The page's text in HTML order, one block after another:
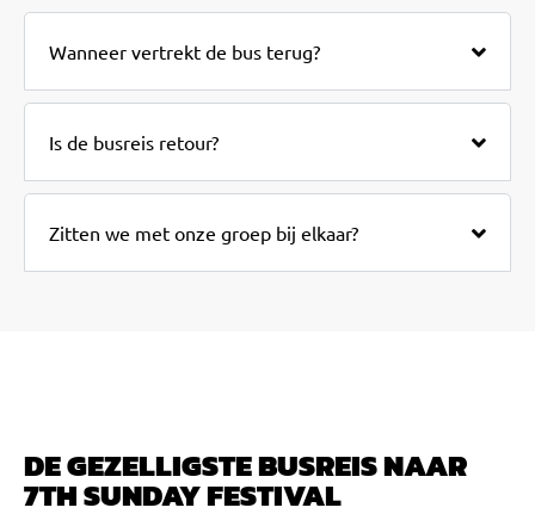
Wanneer vertrekt de bus terug?
Is de busreis retour?
Zitten we met onze groep bij elkaar?
DE GEZELLIGSTE BUSREIS NAAR
7TH SUNDAY FESTIVAL